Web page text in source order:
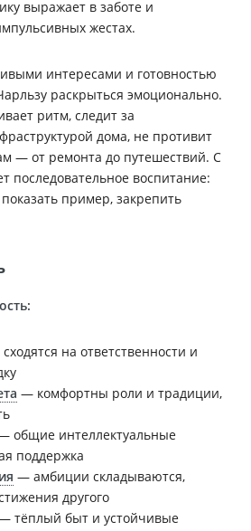
выражает в заботе и
жестах.
интересами и готовностью
раскрыться эмоционально.
ритм, следит за
дома, не противит
— от ремонта до путешествий. С
последовательное воспитание:
пример, закрепить
на ответственности и
— комфортны роли и традиции,
общие интеллектуальные
поддержка
— амбиции складываются,
другого
тёплый быт и устойчивые